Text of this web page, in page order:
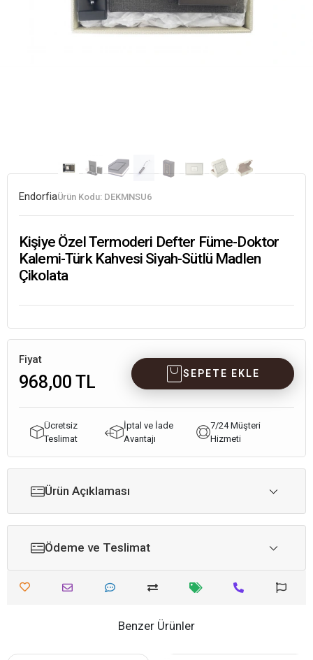
EndorfiaÜrün Kodu: DEKMNSU6
Kişiye Özel Termoderi Defter Füme-Doktor
Kalemi-Türk Kahvesi Siyah-Sütlü Madlen
Çikolata
Fiyat
968,00 TL SEPETE EKLE
Ücretsiz
Teslimat
İptal ve İade
Avantajı
7/24 Müşteri
Hizmeti
Ürün Açıklaması
Ödeme ve Teslimat
Benzer Ürünler